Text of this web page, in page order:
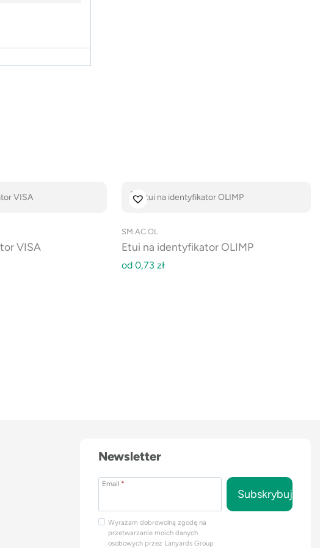
VISA
SM.AC.OL
Etui na identyfikator OLIMP
od 0,73 zł
Newsletter
Email *
Wyrażam dobrowolną zgodę na
przetwarzanie moich danych
osobowych przez Lanyards Group
Subskrybuj